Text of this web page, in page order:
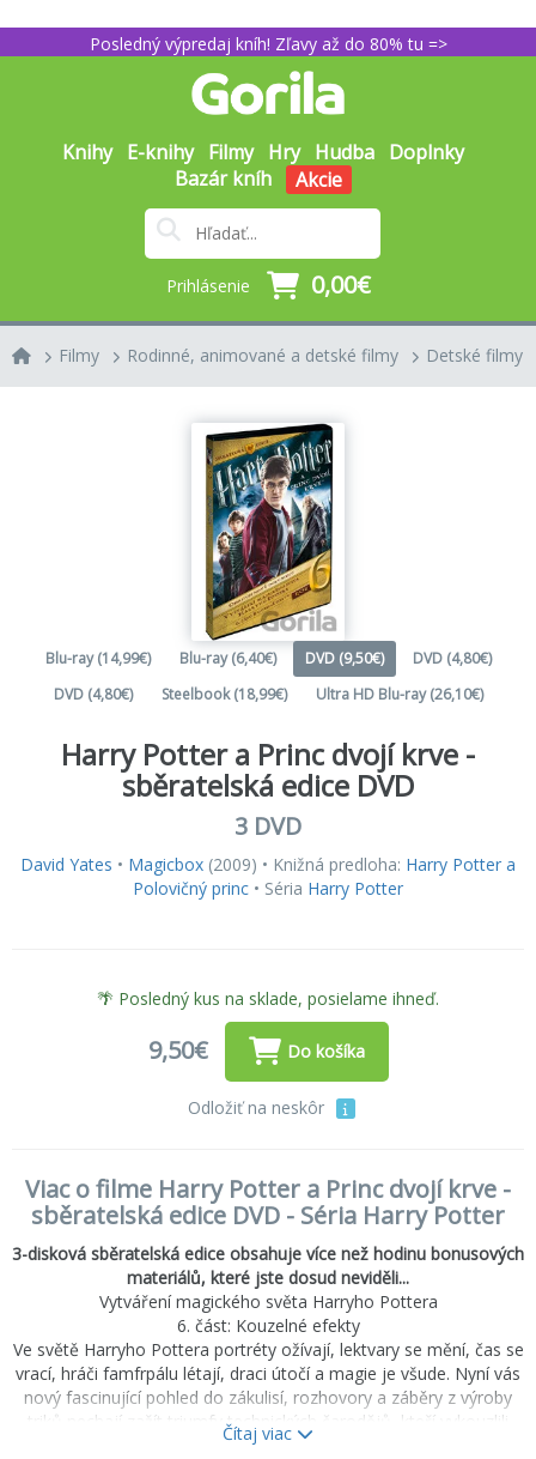
Posledný výpredaj kníh! Zľavy až do 80% tu =>
Knihy E-knihy Filmy Hry Hudba Doplnky
Bazár kníh
Akcie
Prihlásenie 0,00€
Filmy Rodinné, animované a detské filmy Detské filmy
Blu-ray (14,99€) Blu-ray (6,40€) DVD (9,50€)
DVD (4,80€)
DVD (4,80€)
Steelbook (18,99€) Ultra HD Blu-ray (26,10€)
Harry Potter a Princ dvojí krve -
sběratelská edice DVD
3 DVD
David Yates • Magicbox (2009) • Knižná predloha: Harry Potter a
Polovičný princ • Séria Harry Potter
🌴 Posledný kus na sklade, posielame ihneď.
9,50€ Do košíka
Odložiť na neskôr
Viac o filme Harry Potter a Princ dvojí krve -
sběratelská edice DVD - Séria Harry Potter
3-disková sběratelská edice obsahuje více než hodinu bonusových
materiálů, které jste dosud neviděli...
Vytváření magického světa Harryho Pottera
6. část: Kouzelné efekty
Ve světě Harryho Pottera portréty ožívají, lektvary se mění, čas se
vrací, hráči famfrpálu létají, draci útočí a magie je všude. Nyní vás
nový fascinující pohled do zákulisí, rozhovory a záběry z výroby
triků nechají zažít triumfy technických čarodějů, kteří vykouzlili
úžasnou alternativní realitu.
Čítaj viac